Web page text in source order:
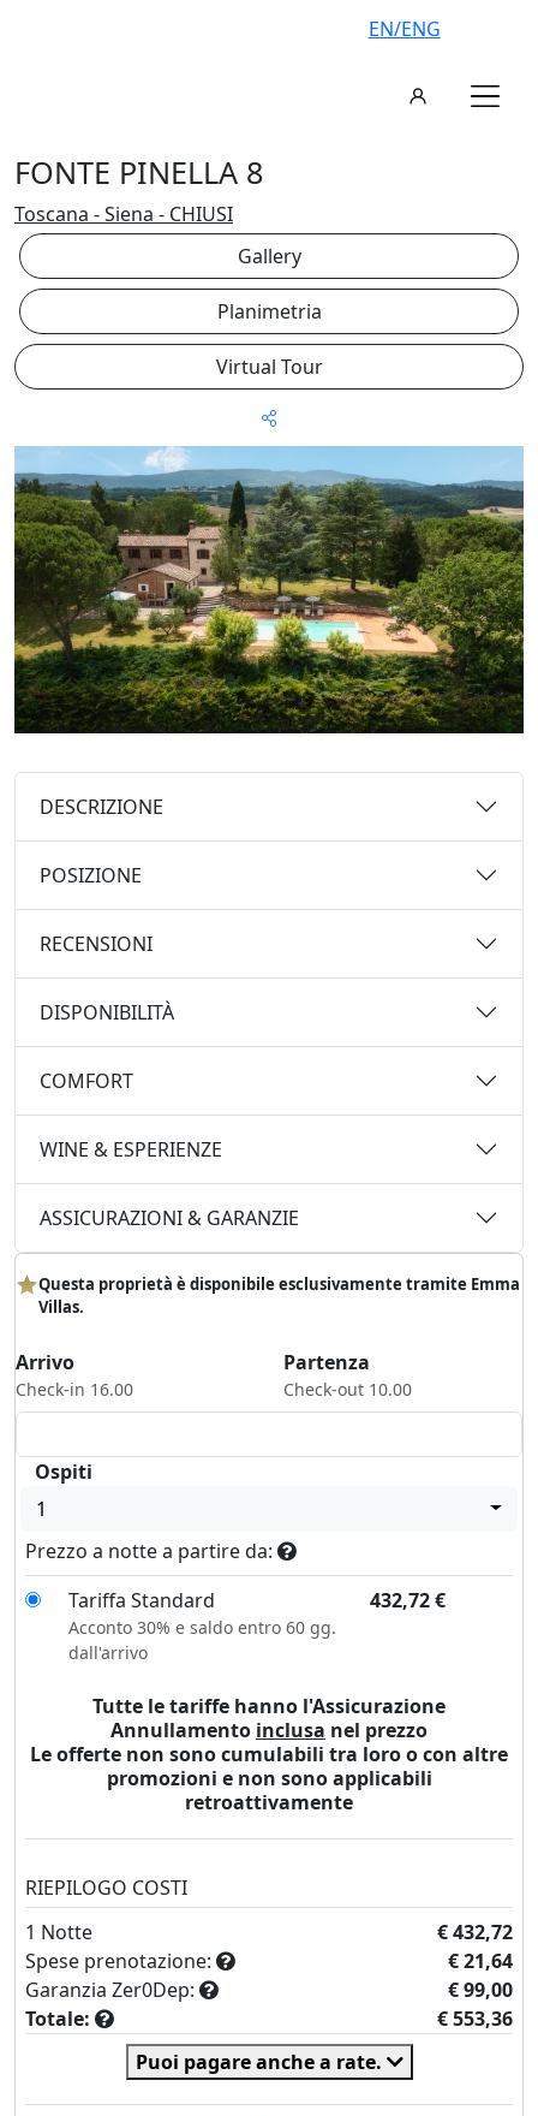
EN/ENG
FONTE PINELLA 8
Toscana - Siena - CHIUSI
Gallery
Planimetria
Virtual Tour
DESCRIZIONE
POSIZIONE
RECENSIONI
DISPONIBILITÀ
COMFORT
WINE & ESPERIENZE
ASSICURAZIONI & GARANZIE
Questa proprietà è disponibile esclusivamente tramite Emma
Villas.
Arrivo
Check-in 16.00
Partenza
Check-out 10.00
Ospiti
1
Prezzo a notte a partire da:
Tariffa Standard
432,72€
Acconto 30% e saldo entro 60 gg.
dall'arrivo
Tutte le tariffe hanno l'Assicurazione
Annullamento inclusa nel prezzo
Le offerte non sono cumulabili tra loro o con altre
promozioni e non sono applicabili
retroattivamente
RIEPILOGO COSTI
1 Notte
€ 432,72
Spese prenotazione:
€ 21,64
Garanzia Zer0Dep:
€ 99,00
Totale:
€ 553,36
Puoi pagare anche a rate.